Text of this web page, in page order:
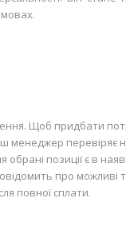
Щоб придбати
менеджер перевіряє
позиції є в
про можливі
повної сплати.